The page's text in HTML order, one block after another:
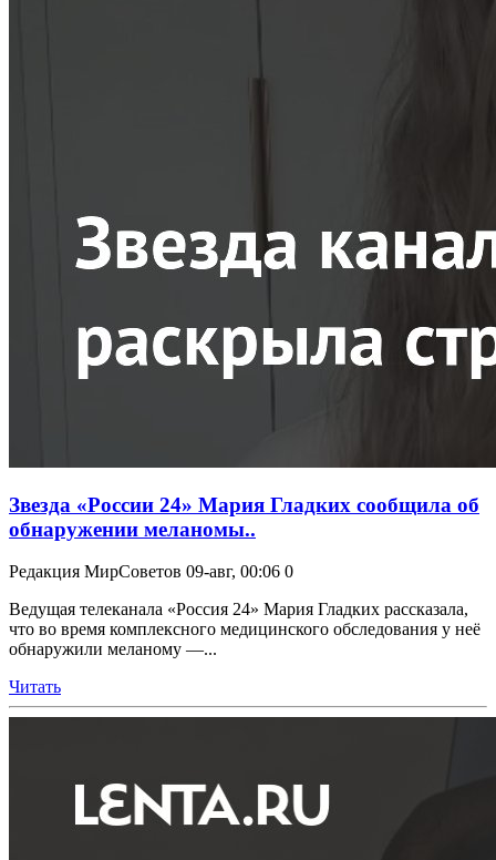
Звезда «России 24» Мария Гладких сообщила об
обнаружении меланомы..
Редакция МирСоветов 09-авг, 00:06 0
Ведущая телеканала «Россия 24» Мария Гладких рассказала,
что во время комплексного медицинского обследования у неё
обнаружили меланому —...
Читать